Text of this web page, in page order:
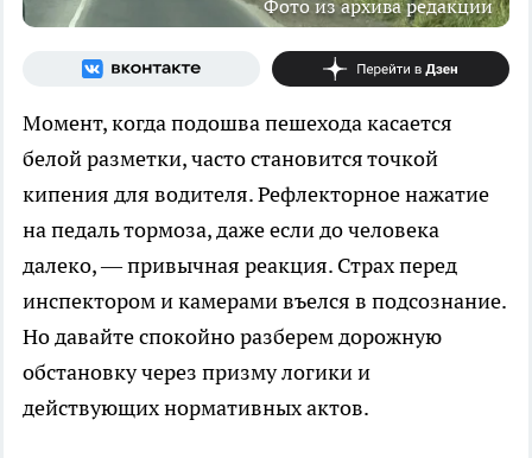
Фото из архива редакции
Момент, когда подошва пешехода касается
белой разметки, часто становится точкой
кипения для водителя. Рефлекторное нажатие
на педаль тормоза, даже если до человека
далеко, — привычная реакция. Страх перед
инспектором и камерами въелся в подсознание.
Но давайте спокойно разберем дорожную
обстановку через призму логики и
действующих нормативных актов.